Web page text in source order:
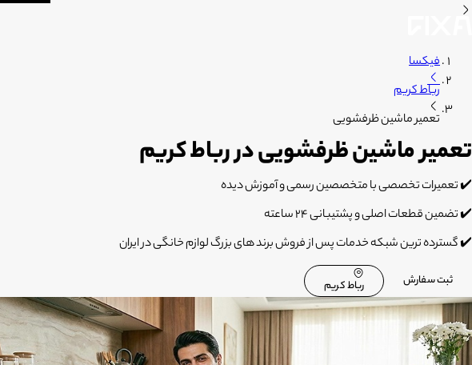
فیکسا
رباط کریم
تعمیر ماشین ظرفشویی
تعمیر ماشین ظرفشویی در رباط کریم
✔️ تعمیرات تخصصی با متخصصین رسمی و آموزش دیده
✔️ تضمین قطعات اصلی و پشتیبانی 24 ساعته
✔️ گسترده ترین شبکه خدمات پس از فروش برند های بزرگ لوازم خانگی در ایران
ثبت سفارش رباط کریم